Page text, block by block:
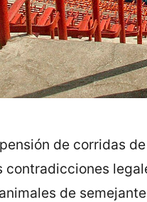
de corridas
contradicciones
de